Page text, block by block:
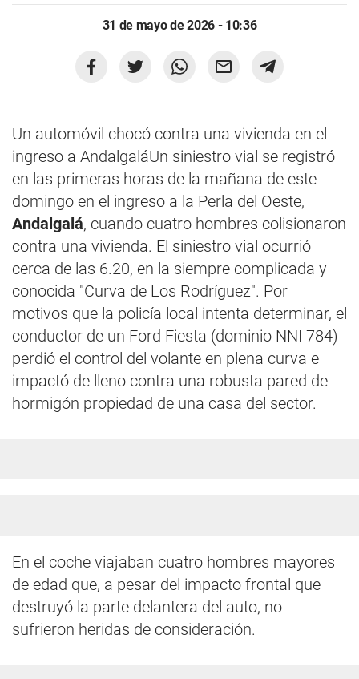
31 de mayo de 2026 - 10:36
Un automóvil chocó contra una vivienda en el
ingreso a AndalgaláUn siniestro vial se registró
en las primeras horas de la mañana de este
domingo en el ingreso a la Perla del Oeste,
Andalgalá, cuando cuatro hombres colisionaron
contra una vivienda. El siniestro vial ocurrió
cerca de las 6.20, en la siempre complicada y
conocida "Curva de Los Rodríguez". Por
motivos que la policía local intenta determinar, el
conductor de un Ford Fiesta (dominio NNI 784)
perdió el control del volante en plena curva e
impactó de lleno contra una robusta pared de
hormigón propiedad de una casa del sector.
En el coche viajaban cuatro hombres mayores
de edad que, a pesar del impacto frontal que
destruyó la parte delantera del auto, no
sufrieron heridas de consideración.